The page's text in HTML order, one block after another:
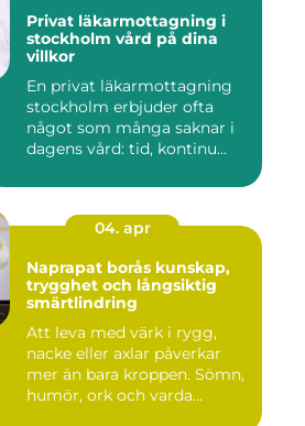
Privat läkarmottagning i
stockholm vård på dina
villkor
En privat läkarmottagning
stockholm erbjuder ofta
något som många saknar i
dagens vård: tid, kontinu...
04. apr
Naprapat borås kunskap,
trygghet och långsiktig
smärtlindring
Att leva med värk i rygg,
nacke eller axlar påverkar
mer än bara kroppen. Sömn,
humör, ork och varda...